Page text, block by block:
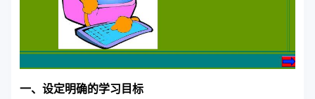
一、设定明确的学习目标